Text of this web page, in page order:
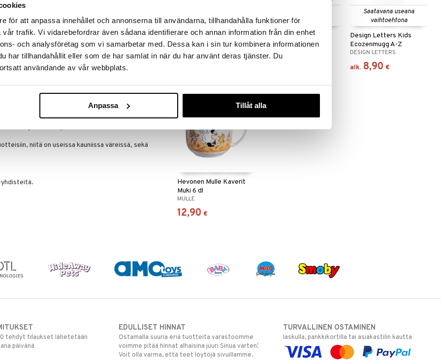
för att anpassa innehållet och annonserna till användarna, tillhandahålla funktioner för
trafik. Vi vidarebefordrar även sådana identifierare och annan information från din enhet
och analysföretag som vi samarbetar med. Dessa kan i sin tur kombinera informationen
har tillhandahållit eller som de har samlat in när du har använt deras tjänster. Du
användande av vår webbplats.
Anpassa Tillåt alla
löytöä? Outletistamme löydät runsaasti
tilaisuus tehdä löytöjä, kun
varastoa riittää!
on ihanat värit, ne on valmistettu kestävästä
ja pestä astianpesukoneessa. Täytä kulho
muulla syätävällä lapselle.
niitä on useissa kauniissa väreissä, sekä
yhdisteitä.
vaihtoehtona
Mulle Hevonen Muki
MULLE
vaihtoehtona
DL Kids Eco Drinking
Glass 2-p
DESIGN LETTERS
Saatavana useana
vaihtoehtona
Design Letters Kids
Ecozenmugg A-Z
DESIGN LETTERS
alk. 8,90 €
Hevonen Mulle Kaverit
Muki 6 dl
MULLE
12,90 €
tehdyt tilaukset lähetetään
päivänä
EDULLISET HINNAT
Ostamalla suuria eriä tuotteita varastoomme
voimme pitää hinnat alhaisina juuri Sinua varten!
Voit olla varma, että teet löytöjä sivuillamme.
TURVALLINEN OSTAMINEN
laskulla, pankkikortilla tai asiakastilin kautta